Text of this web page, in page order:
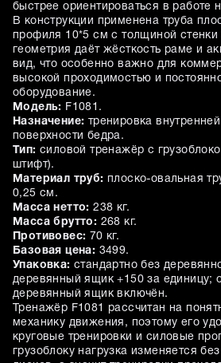
быстрее ориентироваться в работе
В конструкции применена труба
профиля 10*5 см с толщиной стенки
геометрия даёт жёсткость раме и
вид, что особенно важно для
высокой проходимостью и
оборудование.
Модель:
F1081.
Назначение: тренировка
поверхности бедра.
Тип: силовой тренажёр с
штифт).
Материал труб: плоско-овальная
0,25 см.
Масса нетто: 238 кг.
Масса брутто: 268 кг.
Противовес: 70 кг.
Базовая цена: 3499.
Упаковка: стандартно без
деревянный ящик +150 за единицу;
деревянный ящик включён.
Тренажёр F1081 рассчитан на
механику движения, поэтому его
круговые тренировки и силовые
грузоблоку нагрузка изменяется